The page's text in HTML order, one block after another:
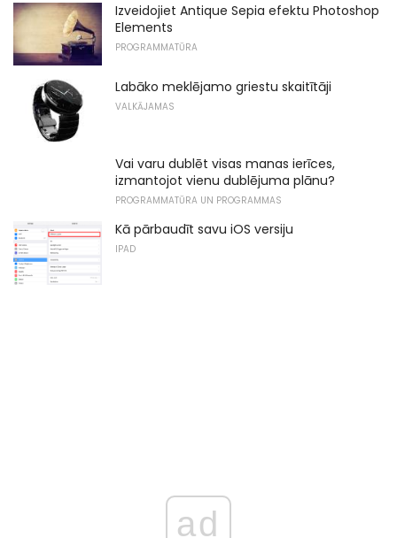
Izveidojiet Antique Sepia efektu Photoshop
Elements
PROGRAMMATŪRA
Labāko meklējamo griestu skaitītāji
VALKĀJAMAS
Vai varu dublēt visas manas ierīces,
izmantojot vienu dublējuma plānu?
PROGRAMMATŪRA UN PROGRAMMAS
Kā pārbaudīt savu iOS versiju
IPAD
ad